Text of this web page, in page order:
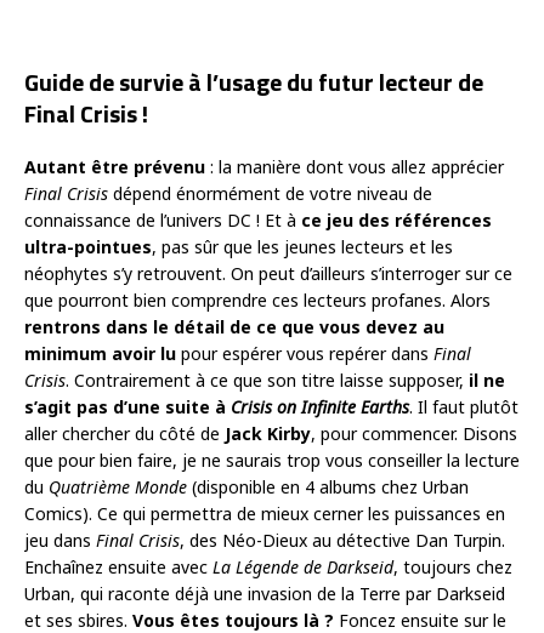
Guide de survie à l’usage du futur lecteur de
Final Crisis !
Autant être prévenu : la manière dont vous allez apprécier
Final Crisis dépend énormément de votre niveau de
connaissance de l’univers DC ! Et à ce jeu des références
ultra-pointues, pas sûr que les jeunes lecteurs et les
néophytes s’y retrouvent. On peut d’ailleurs s’interroger sur ce
que pourront bien comprendre ces lecteurs profanes. Alors
rentrons dans le détail de ce que vous devez au
minimum avoir lu pour espérer vous repérer dans Final
Crisis. Contrairement à ce que son titre laisse supposer, il ne
s’agit pas d’une suite à Crisis on Infinite Earths. Il faut plutôt
aller chercher du côté de Jack Kirby, pour commencer. Disons
que pour bien faire, je ne saurais trop vous conseiller la lecture
du Quatrième Monde (disponible en 4 albums chez Urban
Comics). Ce qui permettra de mieux cerner les puissances en
jeu dans Final Crisis, des Néo-Dieux au détective Dan Turpin.
Enchaînez ensuite avec La Légende de Darkseid, toujours chez
Urban, qui raconte déjà une invasion de la Terre par Darkseid
et ses sbires. Vous êtes toujours là ? Foncez ensuite sur le